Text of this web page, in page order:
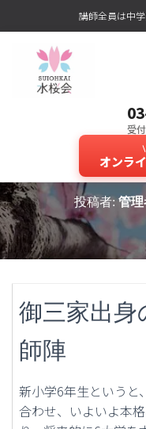
講師全員は中
受
オンラ
新小学6年生
ある中学
投稿者:管理
御三家出身
師陣
新小学6年生というと
合わせ、いよいよ本